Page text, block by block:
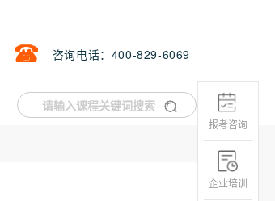
咨询电话：400-829-6069
报考咨询
企业培训